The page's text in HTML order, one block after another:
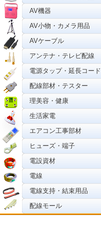
AV機器
AV小物・カメラ用品
AVケーブル
アンテナ・テレビ配線
電源タップ・延長コード
配線部材・テスター
理美容・健康
生活家電
エアコン工事部材
ヒューズ・端子
電設資材
電線
電線支持・結束用品
配線モール